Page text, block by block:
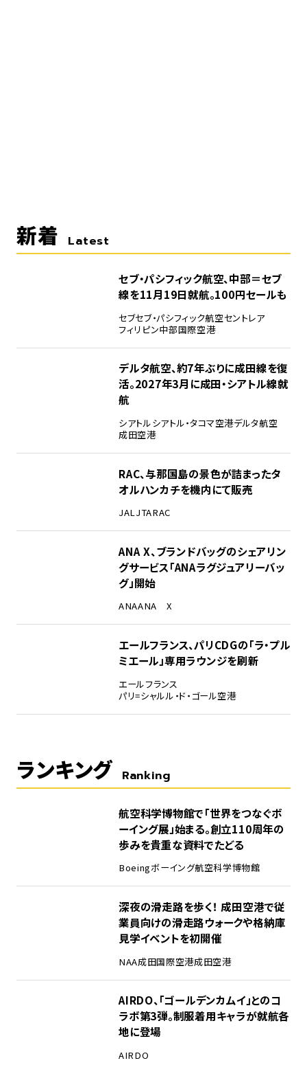
新着 Latest
セブ・パシフィック航空、中部＝セブ
線を11月19日就航。100円セールも
セブセブ・パシフィック航空セントレア
フィリピン中部国際空港
デルタ航空、約7年ぶりに成田線を復
活。2027年3月に成田・シアトル線就
航
シアトルシアトル・タコマ空港デルタ航空
成田空港
RAC、与那国島の景色が詰まったタ
オルハンカチを機内にて販売
JALJTARAC
ANA X、ブランドバッグのシェアリン
グサービス「ANAラグジュアリーバッ
グ」開始
ANAANA X
エールフランス、パリCDGの「ラ・プル
ミエール」専用ラウンジを刷新
エールフランス
パリ=シャルル・ド・ゴール空港
ランキング Ranking
航空科学博物館で「世界をつなぐボ
ーイング展」始まる。創立110周年の
歩みを貴重な資料でたどる
Boeingボーイング航空科学博物館
深夜の滑走路を歩く！ 成田空港で従
業員向けの滑走路ウォークや格納庫
見学イベントを初開催
NAA成田国際空港成田空港
AIRDO、「ゴールデンカムイ」とのコ
ラボ第3弾。制服着用キャラが就航各
地に登場
AIRDO